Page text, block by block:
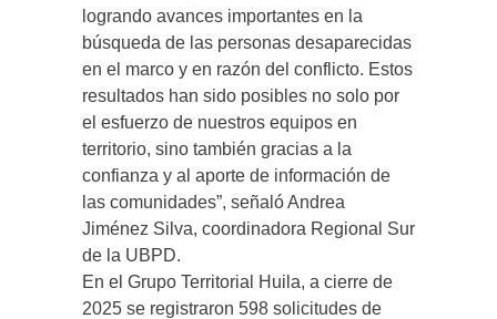
logrando avances importantes en la
búsqueda de las personas desaparecidas
en el marco y en razón del conflicto. Estos
resultados han sido posibles no solo por
el esfuerzo de nuestros equipos en
territorio, sino también gracias a la
confianza y al aporte de información de
las comunidades”, señaló Andrea
Jiménez Silva, coordinadora Regional Sur
de la UBPD.
En el Grupo Territorial Huila, a cierre de
2025 se registraron 598 solicitudes de